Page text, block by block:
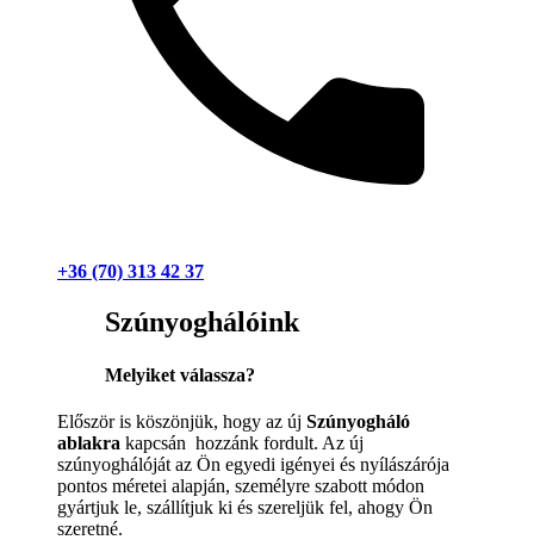
+36 (70) 313 42 37
Szúnyoghálóink
Melyiket válassza?
Először is köszönjük, hogy az új Szúnyogháló
ablakra kapcsán hozzánk fordult. Az új
szúnyoghálóját az Ön egyedi igényei és nyílászárója
pontos méretei alapján, személyre szabott módon
gyártjuk le, szállítjuk ki és szereljük fel, ahogy Ön
szeretné.